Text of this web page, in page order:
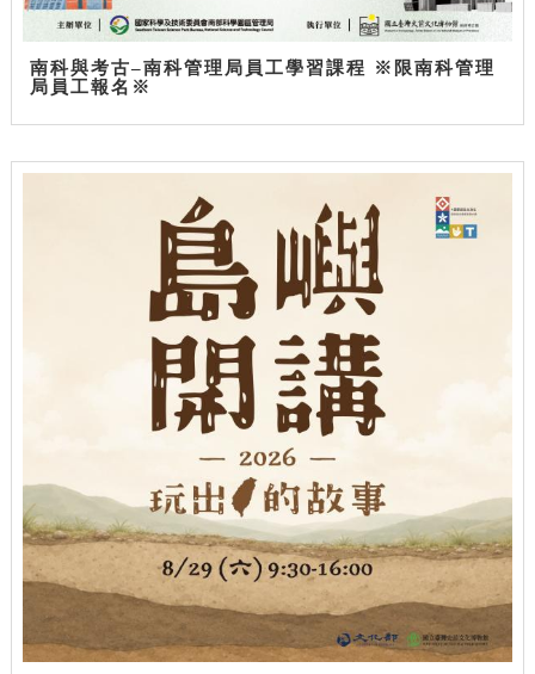
南科與考古–南科管理局員工學習課程 ※限南科管理
局員工報名※